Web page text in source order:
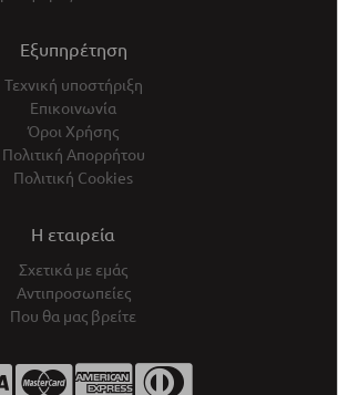
Εξυπηρέτηση
Τεχνική υποστήριξη
Επικοινωνία
Όροι Χρήσης
Πολιτική Απορρήτου
Πολιτική Cookies
Η εταιρεία
Σχετικά με εμάς
Αντιπροσωπείες
Που θα μας βρείτε